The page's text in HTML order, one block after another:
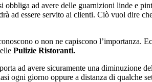
obbliga ad avere delle guarnizioni linde e
ad essere servito ai clienti. Ciò vuol dire
o non ne capiscono l’importanza.
Pulizie Ristoranti.
ad avere sicuramente una diminuzione
ogni giorno oppure a distanza di qualche